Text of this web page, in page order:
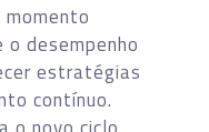
momento
desempenho
estratégias
contínuo.